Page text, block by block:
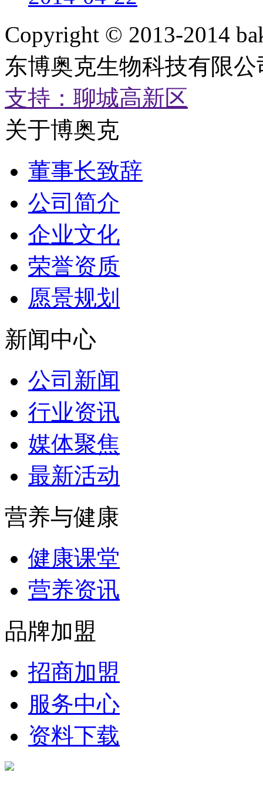
Copyright © 2013-2014
东博奥克生物科技有限
支持：聊城高新区
关于博奥克
董事长致辞
公司简介
企业文化
荣誉资质
愿景规划
新闻中心
公司新闻
行业资讯
媒体聚焦
最新活动
营养与健康
健康课堂
营养资讯
品牌加盟
招商加盟
服务中心
资料下载